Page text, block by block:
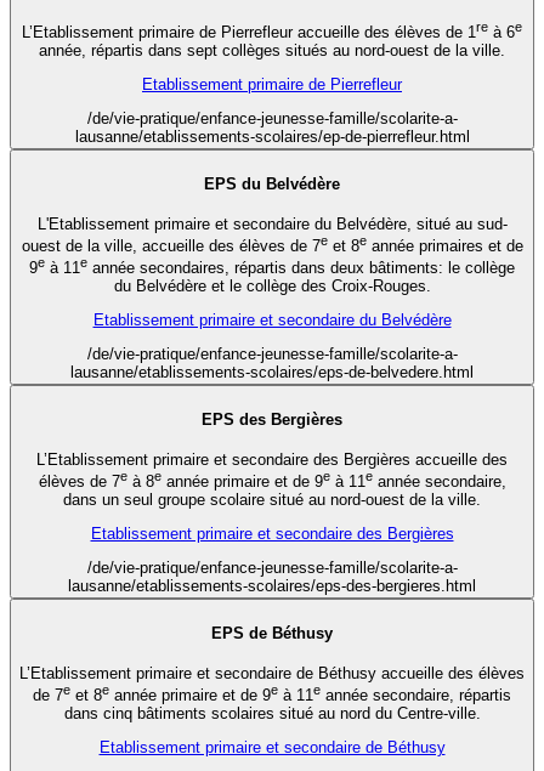
L’Etablissement primaire de Pierrefleur accueille des élèves de 1re à 6e
année, répartis dans sept collèges situés au nord-ouest de la ville.
Etablissement primaire de Pierrefleur
/de/vie-pratique/enfance-jeunesse-famille/scolarite-a-
lausanne/etablissements-scolaires/ep-de-pierrefleur.html
EPS du Belvédère
L'Etablissement primaire et secondaire du Belvédère, situé au sud-
ouest de la ville, accueille des élèves de 7eet 8eannée primaires et de
9e à 11e année secondaires, répartis dans deux bâtiments: le collège
du Belvédère et le collège des Croix-Rouges.
Etablissement primaire et secondaire du Belvédère
/de/vie-pratique/enfance-jeunesse-famille/scolarite-a-
lausanne/etablissements-scolaires/eps-de-belvedere.html
EPS des Bergières
L’Etablissement primaire et secondaire des Bergières accueille des
élèves de 7eà 8eannée primaire et de 9eà 11eannée secondaire,
dans un seul groupe scolaire situé au nord-ouest de la ville.
Etablissement primaire et secondaire des Bergières
/de/vie-pratique/enfance-jeunesse-famille/scolarite-a-
lausanne/etablissements-scolaires/eps-des-bergieres.html
EPS de Béthusy
L’Etablissement primaire et secondaire de Béthusy accueille des élèves
de 7e et 8e année primaire et de 9e à 11 e année secondaire, répartis
dans cinq bâtiments scolaires situé au nord du Centre-ville.
Etablissement primaire et secondaire de Béthusy